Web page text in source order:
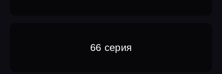
66 серия